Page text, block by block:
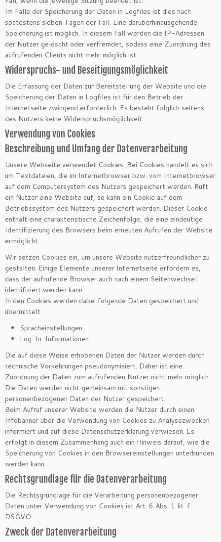
Im Falle der Speicherung der Daten in Logfiles ist dies nach
spätestens sieben Tagen der Fall. Eine darüberhinausgehende
Speicherung ist möglich. In diesem Fall werden die IP-Adressen
der Nutzer gelöscht oder verfremdet, sodass eine Zuordnung des
aufrufenden Clients nicht mehr möglich ist.
Widerspruchs- und Beseitigungsmöglichkeit
Die Erfassung der Daten zur Bereitstellung der Website und die
Speicherung der Daten in Logfiles ist für den Betrieb der
Internetseite zwingend erforderlich. Es besteht folglich seitens
des Nutzers keine Widerspruchsmöglichkeit.
Verwendung von Cookies
Beschreibung und Umfang der Datenverarbeitung
Unsere Webseite verwendet Cookies. Bei Cookies handelt es sich
um Textdateien, die im Internetbrowser bzw. vom Internetbrowser
auf dem Computersystem des Nutzers gespeichert werden. Ruft
ein Nutzer eine Website auf, so kann ein Cookie auf dem
Betriebssystem des Nutzers gespeichert werden. Dieser Cookie
enthält eine charakteristische Zeichenfolge, die eine eindeutige
Identifizierung des Browsers beim erneuten Aufrufen der Website
ermöglicht.
Wir setzen Cookies ein, um unsere Website nutzerfreundlicher zu
gestalten. Einige Elemente unserer Internetseite erfordern es,
dass der aufrufende Browser auch nach einem Seitenwechsel
identifiziert werden kann.
In den Cookies werden dabei folgende Daten gespeichert und
übermittelt:
Spracheinstellungen
Log-In-Informationen
Die auf diese Weise erhobenen Daten der Nutzer werden durch
technische Vorkehrungen pseudonymisiert. Daher ist eine
Zuordnung der Daten zum aufrufenden Nutzer nicht mehr möglich.
Die Daten werden nicht gemeinsam mit sonstigen
personenbezogenen Daten der Nutzer gespeichert.
Beim Aufruf unserer Website werden die Nutzer durch einen
Infobanner über die Verwendung von Cookies zu Analysezwecken
informiert und auf diese Datenschutzerklärung verwiesen. Es
erfolgt in diesem Zusammenhang auch ein Hinweis darauf, wie die
Speicherung von Cookies in den Browsereinstellungen unterbunden
werden kann.
Rechtsgrundlage für die Datenverarbeitung
Die Rechtsgrundlage für die Verarbeitung personenbezogener
Daten unter Verwendung von Cookies ist Art. 6 Abs. 1 lit. f
DSGVO.
Zweck der Datenverarbeitung